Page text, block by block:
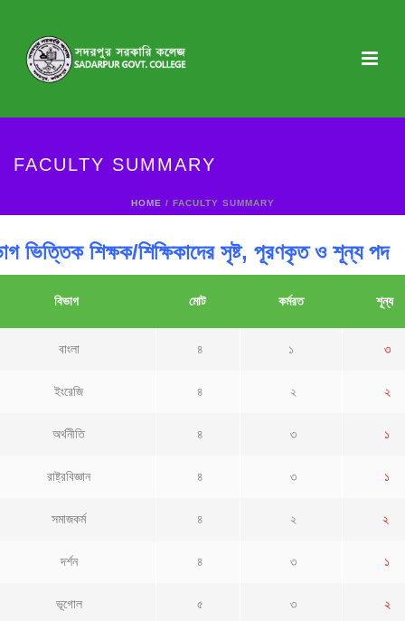
FACULTY SUMMARY
HOME / FACULTY SUMMARY
ভিত্তিক শিক্ষক/শিক্ষিকাদের সৃষ্ট, পূরণকৃত ও শূন্য পদ
বিভাগ মোট কর্মরত শূন্য
বাংলা ৪ ১ ৩
ইংরেজি ৪ ২ ২
অর্থনীতি ৪ ৩ ১
রাষ্ট্রবিজ্ঞান ৪ ৩ ১
সমাজকর্ম ৪ ২ ২
দর্শন ৪ ৩ ১
ভূগোল ৫ ৩ ২